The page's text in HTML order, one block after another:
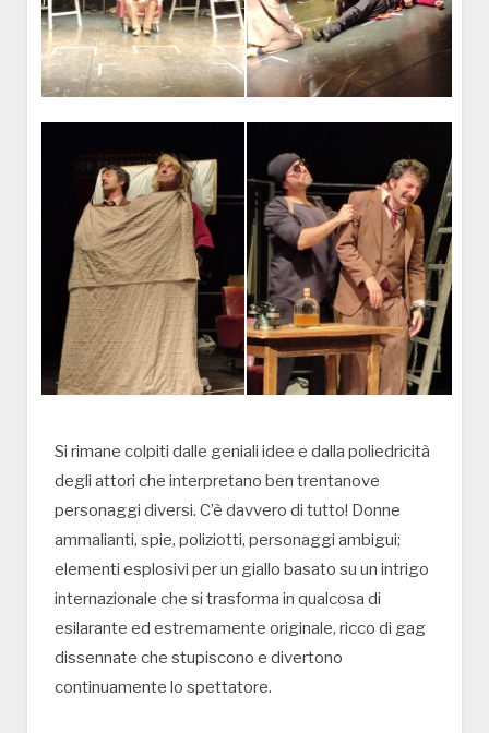
Si rimane colpiti dalle geniali idee e dalla poliedricità
degli attori che interpretano ben trentanove
personaggi diversi. C’è davvero di tutto! Donne
ammalianti, spie, poliziotti, personaggi ambigui;
elementi esplosivi per un giallo basato su un intrigo
internazionale che si trasforma in qualcosa di
esilarante ed estremamente originale, ricco di gag
dissennate che stupiscono e divertono
continuamente lo spettatore.